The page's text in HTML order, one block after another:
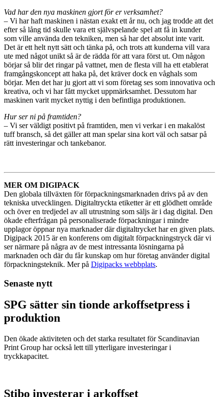
Vad har den nya maskinen gjort för er verksamhet?
– Vi har haft maskinen i nästan exakt ett år nu, och jag trodde att det
efter så lång tid skulle vara ett självspelande spel att få in kunder
som ville använda den tekniken, men så har det absolut inte varit.
Det är ett helt nytt sätt och tänka på, och trots att kunderna vill vara
ute med något unikt så är de rädda för att vara först ut. Om någon
börjar så blir det ringar på vattnet, men de flesta vill ha ett etablerat
framgångskoncept att haka på, det kräver dock en våghals som
börjar. Men det har ju gjort att vi som företag ses som innovativa och
kreativa, och vi har fått mycket uppmärksamhet. Dessutom har
maskinen varit mycket nyttig i den befintliga produktionen.
Hur ser ni på framtiden?
– Vi ser väldigt positivt på framtiden, men vi verkar i en makalöst
tuff bransch, så det gäller att man spelar sina kort väl och satsar på
rätt investeringar och tankebanor.
MER OM DIGIPACK
Den globala tillväxten för förpackningsmarknaden drivs på av den
tekniska utvecklingen. Digitaltryckta etiketter är ett glödhett område
och över en tredjedel av all utrustning som säljs är i dag digital. Den
ökade efterfrågan på personaliserade förpackningar i mindre
upplagor öppnar nya marknader där digitaltrycket har en given plats.
Digipack 2015 är en konferens om digitalt förpackningstryck där vi
ser närmare på några av de mest intressanta lösningarna på
marknaden och där du får kunskap om hur företag använder digital
förpackningsteknik. Mer på Digipacks webbplats.
Senaste nytt
SPG sätter sin tionde arkoffsetpress i
produktion
Den ökade aktiviteten och det starka resultatet för Scandinavian
Print Group har också lett till ytterligare investeringar i
tryckkapacitet.
Stibo investerar i arkoffset